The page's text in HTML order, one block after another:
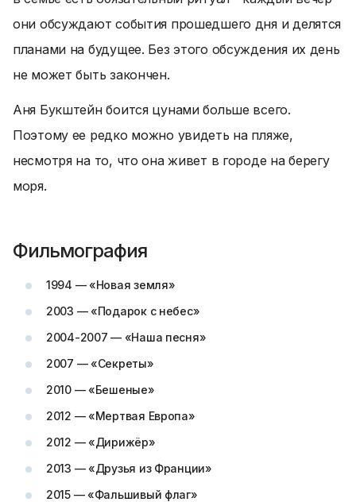
они обсуждают события прошедшего дня и делятся
планами на будущее. Без этого обсуждения их день
не может быть закончен.
Аня Букштейн боится цунами больше всего.
Поэтому ее редко можно увидеть на пляже,
несмотря на то, что она живет в городе на берегу
моря.
Фильмография
1994 — «Новая земля»
2003 — «Подарок с небес»
2004-2007 — «Наша песня»
2007 — «Секреты»
2010 — «Бешеные»
2012 — «Мертвая Европа»
2012 — «Дирижёр»
2013 — «Друзья из Франции»
2015 — «Фальшивый флаг»